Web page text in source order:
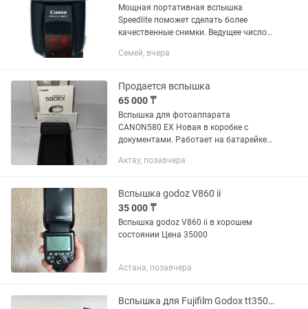
Мощная портативная вспышка
Speedlite поможет сделать более
качественные снимки. Ведущее число
экспозамер E-TTL II обеспечивают
оптимальную...
Семей, вчера
Продается вспышка
65 000 ₸
Вспышка для фотоаппарата
CANON580 EX Новая в коробке с
документами. Работает на батарейке
Актау, позавчера
Вспышка godoz V860 ii
35 000 ₸
Вспышка godoz V860 ii в хорошем
состоянии Цена 35000
Астана, позавчера
Вспышка для Fujifilm Godox tt350 с синхронизатором x1tf